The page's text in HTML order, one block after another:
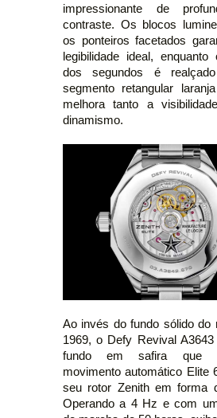
impressionante de
contraste. Os blocos
os ponteiros facetados
legibilidade ideal, enquanto
dos segundos é
segmento retangular
melhora tanto a
dinamismo.
Ao invés do fundo sólido do
1969, o Defy Revival A3643
fundo em safira que
movimento automático Elite
seu rotor Zenith em forma
Operando a 4 Hz e com